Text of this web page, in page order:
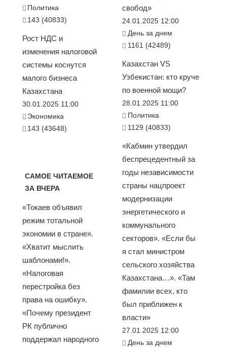
Политика
143 (40833)
Рост НДС и
изменения налоговой
системы коснутся
малого бизнеса
Казахстана
30.01.2025 11:00
Экономика
143 (43648)
САМОЕ ЧИТАЕМОЕ
ЗА ВЧЕРА
«Токаев объявил
режим тотальной
экономии в стране».
«Хватит мыслить
шаблонами!».
«Налоговая
перестройка без
права на ошибку».
«Почему президент
РК публично
поддержал народного
свобод»
24.01.2025 12:00
День за днем
1161 (42489)
Казахстан VS
Узбекистан: кто круче
по военной мощи?
28.01.2025 11:00
Политика
1129 (40833)
«Кабмин утвердил
беспрецедентный за
годы независимости
страны нацпроект
модернизации
энергетического и
коммунального
секторов». «Если бы
я стал министром
сельского хозяйства
Казахстана…». «Там
фамилии всех, кто
был приближен к
власти»
27.01.2025 12:00
День за днем